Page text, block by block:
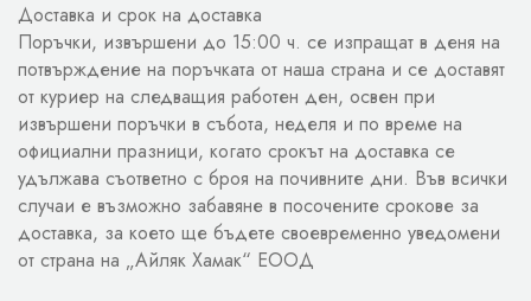
Доставка и срок на доставка
Поръчки, извършени до 15:00 ч. се изпращат в деня на
потвърждение на поръчката от наша страна и се доставят
от куриер на следващия работен ден, освен при
извършени поръчки в събота, неделя и по време на
официални празници, когато срокът на доставка се
удължава съответно с броя на почивните дни. Във всички
случаи е възможно забавяне в посочените срокове за
доставка, за което ще бъдете своевременно уведомени
от страна на „Айляк Хамак“ ЕООД